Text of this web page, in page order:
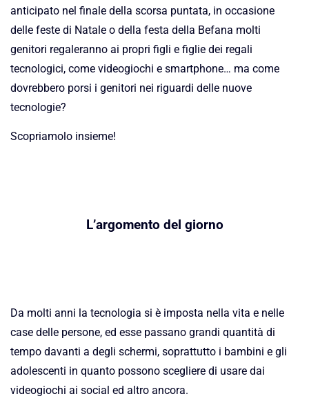
anticipato nel finale della scorsa puntata, in occasione
delle feste di Natale o della festa della Befana molti
genitori regaleranno ai propri figli e figlie dei regali
tecnologici, come videogiochi e smartphone… ma come
dovrebbero porsi i genitori nei riguardi delle nuove
tecnologie?
Scopriamolo insieme!
L’argomento del giorno
Da molti anni la tecnologia si è imposta nella vita e nelle
case delle persone, ed esse passano grandi quantità di
tempo davanti a degli schermi, soprattutto i bambini e gli
adolescenti in quanto possono scegliere di usare dai
videogiochi ai social ed altro ancora.